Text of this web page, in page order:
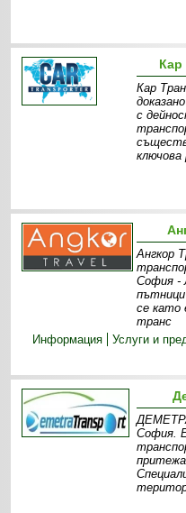
Кар
с
ключова
Ангкор
София -
се като
транс
Информация
Услуги и
София.